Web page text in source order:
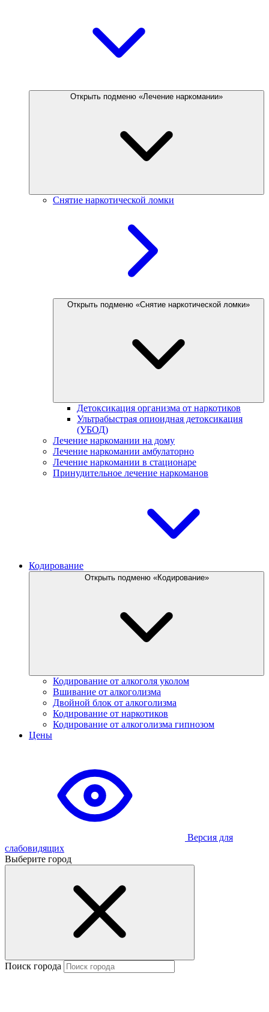
Открыть подменю «Лечение наркомании»
Снятие наркотической ломки
Открыть подменю «Снятие наркотической ломки»
Детоксикация организма от наркотиков
Ультрабыстрая опиоидная детоксикация
(УБОД)
Лечение наркомании на дому
Лечение наркомании амбулаторно
Лечение наркомании в стационаре
Принудительное лечение наркоманов
Кодирование
Открыть подменю «Кодирование»
Кодирование от алкоголя уколом
Вшивание от алкоголизма
Двойной блок от алкоголизма
Кодирование от наркотиков
Кодирование от алкоголизма гипнозом
Цены
Версия для
слабовидящих
Выберите город
Поиск города